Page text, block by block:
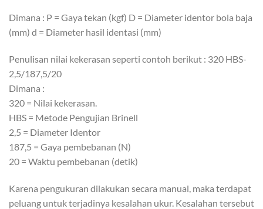
Dimana : P = Gaya tekan (kgf) D = Diameter identor bola baja
(mm) d = Diameter hasil identasi (mm)
Penulisan nilai kekerasan seperti contoh berikut : 320 HBS-
2,5/187,5/20
Dimana :
320 = Nilai kekerasan.
HBS = Metode Pengujian Brinell
2,5 = Diameter Identor
187,5 = Gaya pembebanan (N)
20 = Waktu pembebanan (detik)
Karena pengukuran dilakukan secara manual, maka terdapat
peluang untuk terjadinya kesalahan ukur. Kesalahan tersebut